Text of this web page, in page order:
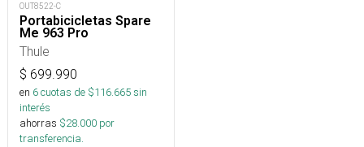
OUT8522-C
Portabicicletas Spare
Me 963 Pro
Thule
$ 699.990
en 6cuotas de $116.665sin
interés
ahorras $28.000 por
transferencia.